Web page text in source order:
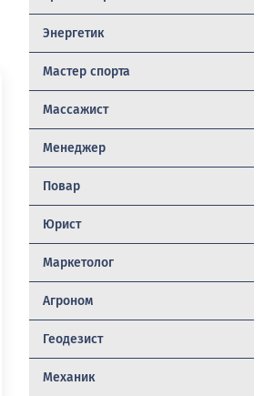
Энергетик
Мастер спорта
Массажист
Менеджер
Повар
Юрист
Маркетолог
Агроном
Геодезист
Механик